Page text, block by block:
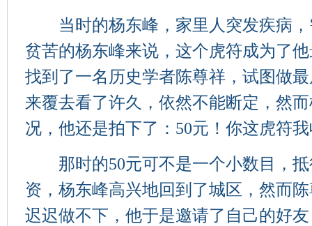
当时的杨东峰，家里人突发疾病，
贫苦的杨东峰来说，这个虎符成为了
找到了一名历史学者陈尊祥，试图做
来覆去看了许久，依然不能断定，然
况，他还是拍下了：50元！你这虎符
那时的50元可不是一个小数目，抵
资，杨东峰高兴地回到了城区，然而
迟迟做不下，他于是邀请了自己的好